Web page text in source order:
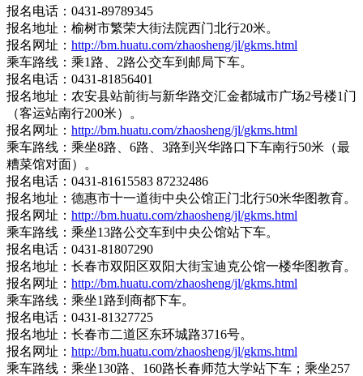
报名电话：0431-89789345
报名地址：榆树市繁荣大街法院西门北行20米。
报名网址： http://bm.huatu.com/zhaosheng/jl/gkms.html
乘车路线：乘1路、2路公交车到邮局下车。
报名电话：0431-81856401
报名地址：农安县站前街与新华路交汇金都城市广场2号楼1门
（客运站南行200米）。
报名网址： http://bm.huatu.com/zhaosheng/jl/gkms.html
乘车路线：乘坐8路、6路、3路到兴华路口下车南行50米（最
糟菜馆对面）。
报名电话：0431-81615583 87232486
报名地址：德惠市十一道街中央公馆正门北行50米华图教育。
报名网址： http://bm.huatu.com/zhaosheng/jl/gkms.html
乘车路线：乘坐13路公交车到中央公馆站下车。
报名电话：0431-81807290
报名地址：长春市双阳区双阳大街宝迪克公馆一楼华图教育。
报名网址： http://bm.huatu.com/zhaosheng/jl/gkms.html
乘车路线：乘坐1路到商都下车。
报名电话：0431-81327725
报名地址：长春市二道区东环城路3716号。
报名网址： http://bm.huatu.com/zhaosheng/jl/gkms.html
乘车路线：乘坐130路、160路长春师范大学站下车；乘坐257